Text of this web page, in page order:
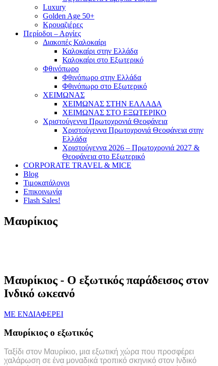
Luxury
Golden Age 50+
Κρουαζιέρες
Περίοδοι – Αργίες
Διακοπές Καλοκαίρι
Καλοκαίρι στην Ελλάδα
Καλοκαίρι στο Εξωτερικό
Φθινόπωρο
Φθινόπωρο στην Ελλάδα
Φθινόπωρο στο Εξωτερικό
ΧΕΙΜΩΝΑΣ
ΧΕΙΜΩΝΑΣ ΣΤΗΝ ΕΛΛΑΔΑ
ΧΕΙΜΩΝΑΣ ΣΤΟ ΕΞΩΤΕΡΙΚΟ
Χριστούγεννα Πρωτοχρονιά Θεοφάνεια
Χριστούγεννα Πρωτοχρονιά Θεοφάνεια στην
Ελλάδα
Χριστούγεννα 2026 – Πρωτοχρονιά 2027 &
Θεοφάνεια στο Εξωτερικό
CORPORATE TRAVEL & MICE
Blog
Τιμοκατάλογοι
Επικοινωνία
Flash Sales!
Μαυρίκιος
Μαυρίκιος - Ο εξωτικός παράδεισος στον
Ινδικό ωκεανό
ΜΕ ΕΝΔΙΑΦΕΡΕΙ
Μαυρίκιος ο εξωτικός
Ταξίδι στον Μαυρίκιο, μια εξωτική χώρα που προσφέρει
χαλάρωση σε ένα μοναδικά τροπικό σκηνικό στον Ινδικό